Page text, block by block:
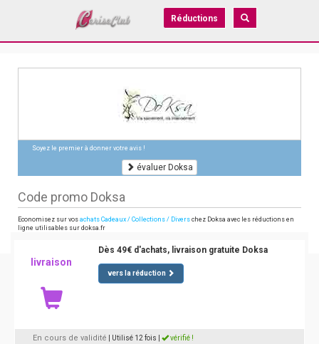
Réductions
Soyez le premier à donner votre avis !
évaluer Doksa
Code promo Doksa
Economisez sur vos achats Cadeaux / Collections / Divers chez Doksa avec les réductions en
ligne utilisables sur doksa.fr
livraison
Dès 49€ d'achats, livraison gratuite Doksa
vers la réduction
En cours de validité | Utilisé 12 fois vérifié !